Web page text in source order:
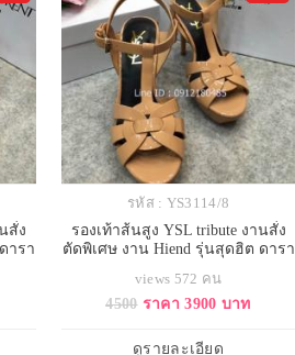
สั่ง
ารา
รหัส : YS3114/8
รองเท้าส้นสูง YSL tribute งานสั่ง
ตัดพิเศษ งาน Hiend รุ่นสุดฮิต ดารา
views 572 คน
4500 ราคา 3900 บาท
ดูรายละเอียด